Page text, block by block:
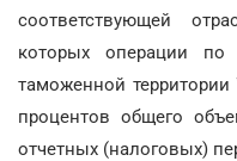
соответствующей
которых операции
таможенной
процентов общего
отчетных (налоговых)